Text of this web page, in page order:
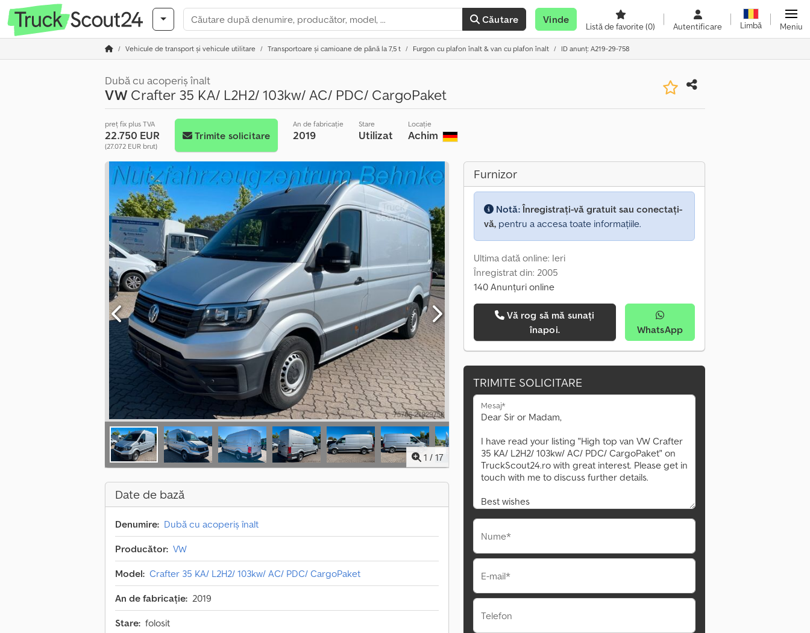
Căutare Vinde
Listă de favorite(0) Autentificare Limbă Meniu
Vehicule de transport şi vehicule utilitare Transportoare și camioane de până la 7,5 t Furgon cu plafon înalt & van cu plafon înalt ID anunț: A219-29-758
Dubă cu acoperiș înalt
VW Crafter 35 KA/ L2H2/ 103kw/ AC/ PDC/ CargoPaket
preț fix plus TVA
22.750 EUR
(27.072 EUR brut)
Trimite solicitare
An de fabricație
2019
Stare
Utilizat
Locație
Achim
1 / 17
Date de bază
Denumire: Dubă cu acoperiș înalt
Producător: VW
Model: Crafter 35 KA/ L2H2/ 103kw/ AC/ PDC/ CargoPaket
An de fabricație: 2019
Stare: folosit
Furnizor
Notă:Înregistrați-vă gratuit sau conectați-
vă, pentru a accesa toate informațiile.
Ultima dată online: Ieri
Înregistrat din: 2005
140 Anunțuri online
Vă rog să mă sunați
înapoi.
WhatsApp
TRIMITE SOLICITARE
Mesaj*
Nume*
E-mail*
Telefon